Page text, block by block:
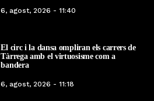
6, agost, 2026 - 11:40
El circ i la dansa ompliran els carrers de
Tàrrega amb el virtuosisme com a
bandera
6, agost, 2026 - 11:18